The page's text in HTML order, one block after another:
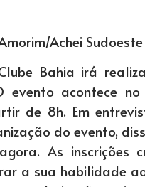
Achei Sudoeste
Bahia irá
evento acontece
de 8h. Em
do evento,
As
a sua habilidade